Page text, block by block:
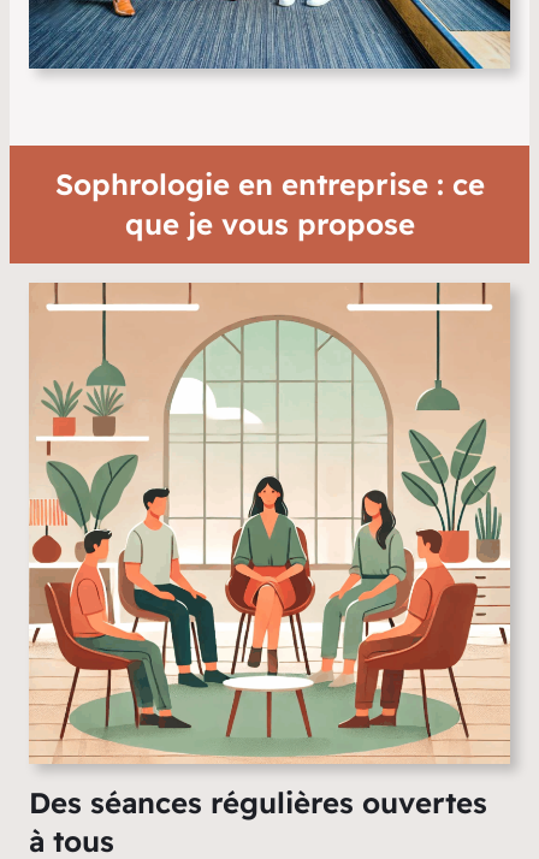
Sophrologie en entreprise : ce
que je vous propose
Des séances régulières ouvertes
à tous